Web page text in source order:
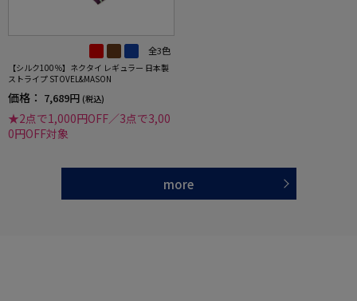
全3色
【シルク100％】ネクタイ レギュラー 日本製
ストライプ STOVEL&MASON
価格： 7,689円 (税込)
★2点で1,000円OFF／3点で3,00
0円OFF対象
more